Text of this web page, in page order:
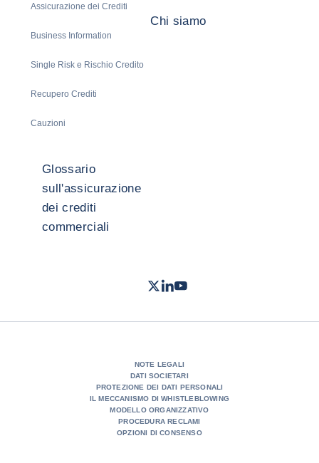
Assicurazione dei Crediti
Business Information
Single Risk e Rischio Credito
Recupero Crediti
Cauzioni
Chi siamo
Glossario
sull'assicurazione
dei crediti
commerciali
Twitter- Coface
LinkedIn
Youtube
NOTE LEGALI
DATI SOCIETARI
PROTEZIONE DEI DATI PERSONALI
IL MECCANISMO DI WHISTLEBLOWING
MODELLO ORGANIZZATIVO
PROCEDURA RECLAMI
OPZIONI DI CONSENSO